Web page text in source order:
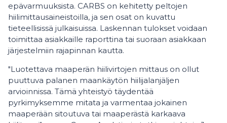
epävarmuuksista. CARBS on kehitetty peltojen
hiilimittausaineistoilla, ja sen osat on kuvattu
tieteellisissä julkaisuissa. Laskennan tulokset voidaan
toimittaa asiakkaille raporttina tai suoraan asiakkaan
järjestelmiin rajapinnan kautta.
"Luotettava maaperän hiilivirtojen mittaus on ollut
puuttuva palanen maankäytön hiilijalanjäljen
arvioinnissa. Tämä yhteistyö täydentää
pyrkimyksemme mitata ja varmentaa jokainen
maaperään sitoutuva tai maaperästä karkaava